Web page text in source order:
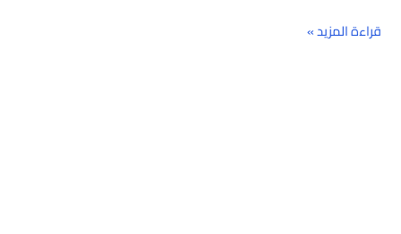
قراءة المزيد »